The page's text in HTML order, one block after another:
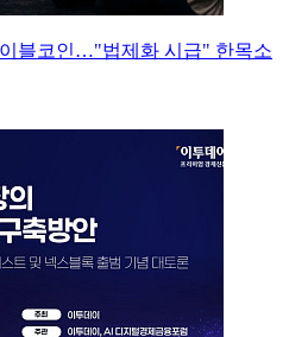
블코인…"법제화 시급" 한목소